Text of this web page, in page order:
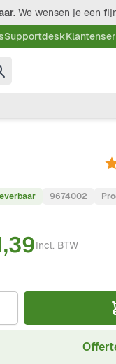
We wensen je een
Supportdesk
9674002
Incl. BTW